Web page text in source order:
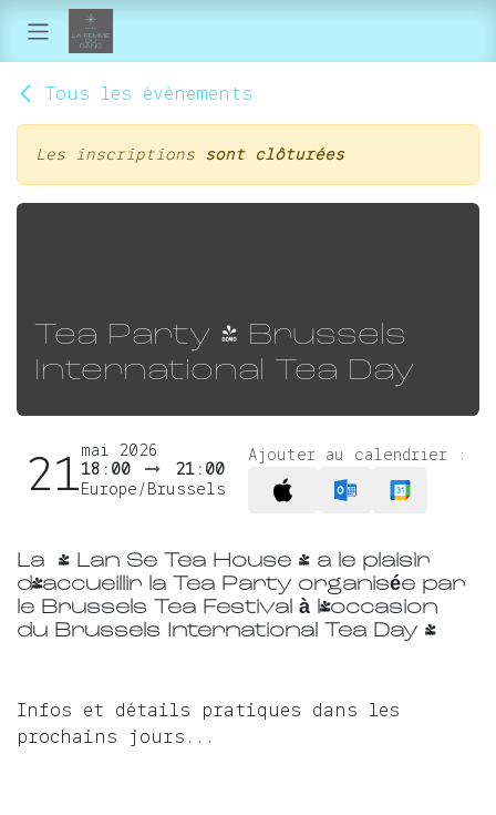
Se rendre au contenu
Tous les événements
Les inscriptions sont clôturées
Tea Party - Brussels
International Tea Day
21mai 2026
18:00
21:00
Europe/Brussels
Ajouter au calendrier :
La ' Lan Se Tea House ' a le plaisir
d'accueillir la Tea Party organisée par
le Brussels Tea Festival à l'occasion
du Brussels International Tea Day !
Infos et détails pratiques dans les
prochains jours...